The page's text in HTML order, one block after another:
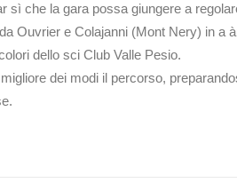
sì che la gara possa giungere a
Ouvrier e Colajanni (Mont Nery) in a
dello sci Club Valle Pesio.
dei modi il percorso,